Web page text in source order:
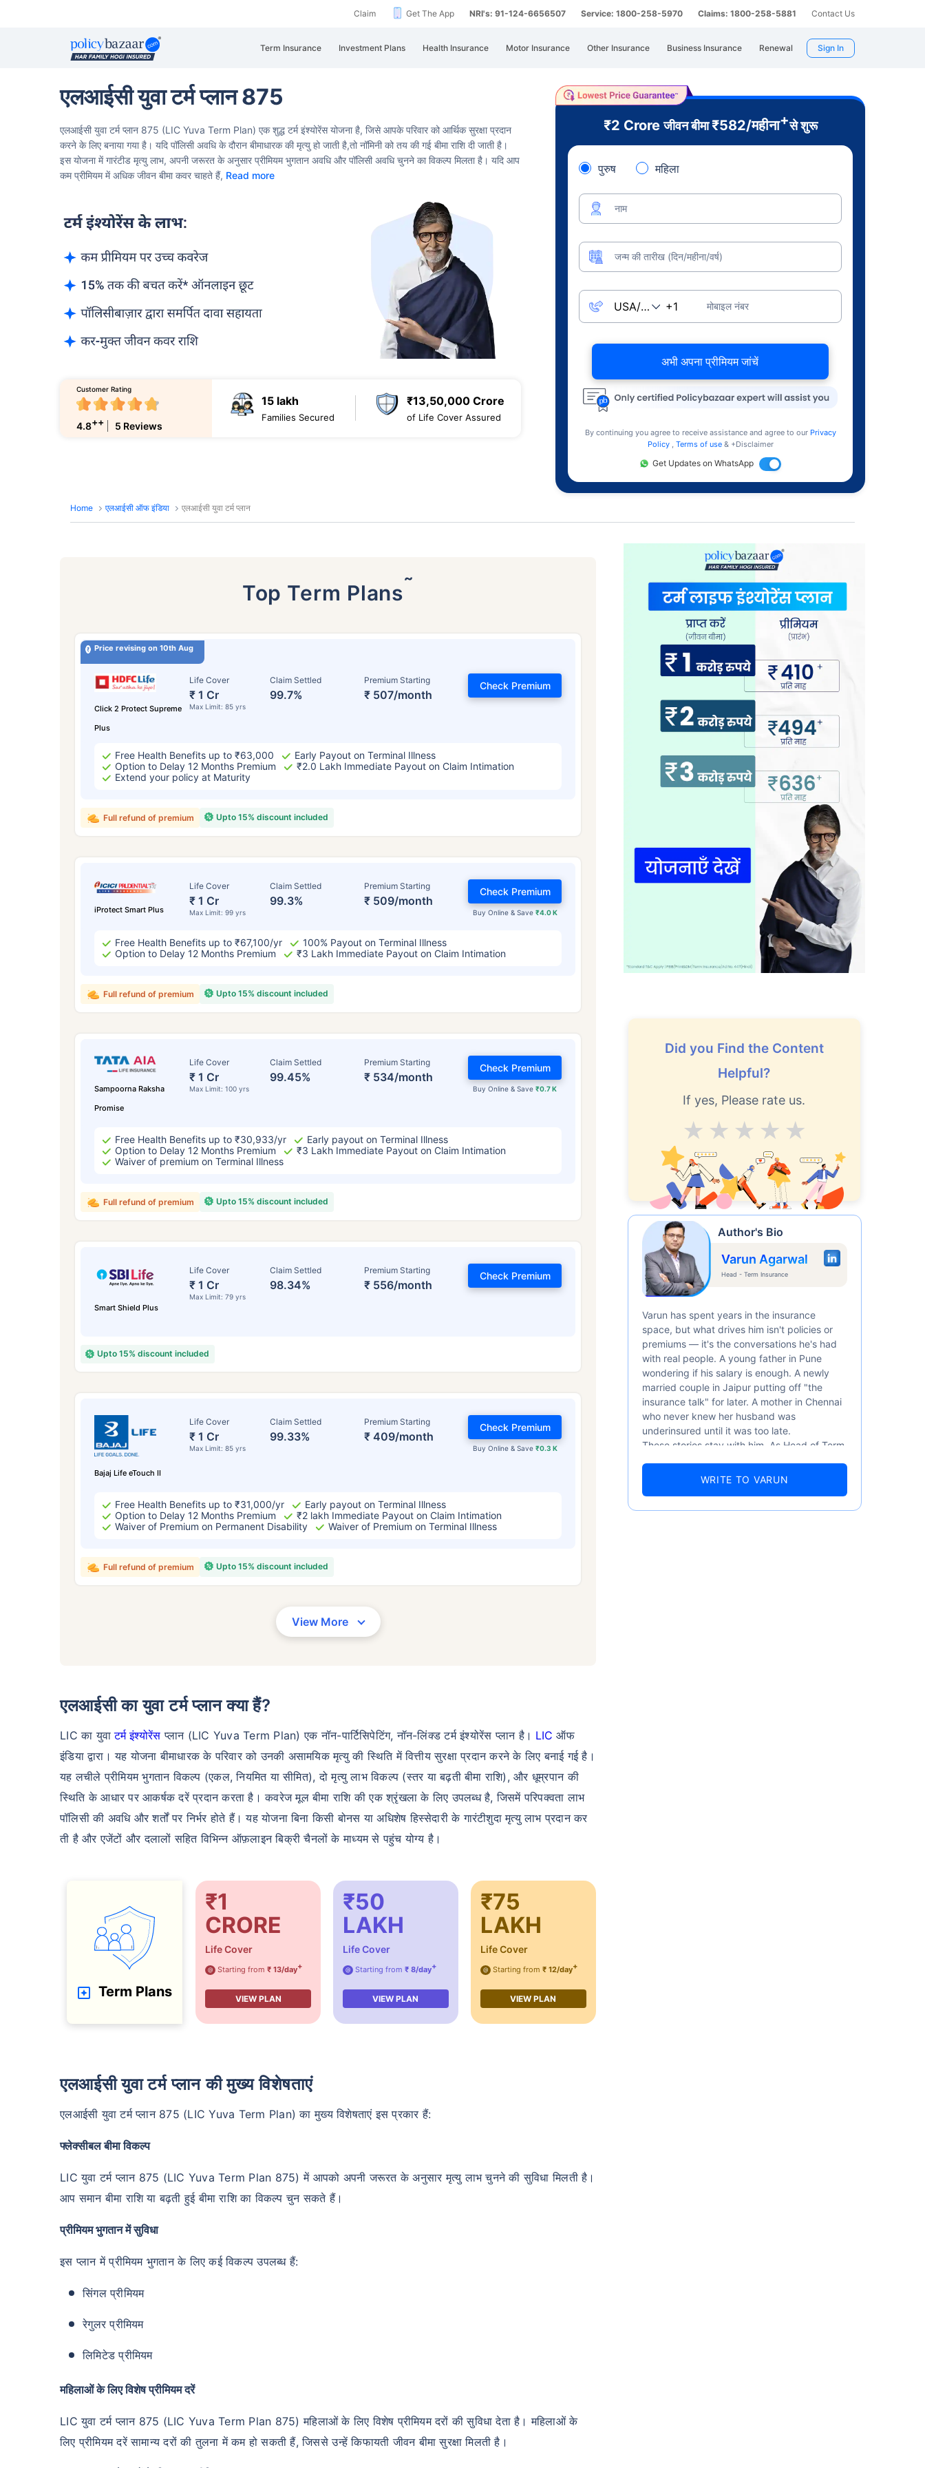
Claim Get The App NRI's: 91-124-6656507 Service: 1800-258-5970 Claims: 1800-258-5881 Contact Us
Term Insurance Investment Plans Health Insurance Motor Insurance Other Insurance Business Insurance Renewal Sign In
एलआईसी युवा टर्म प्लान 875
एलआईसी युवा टर्म प्लान 875 (LIC Yuva Term Plan) एक शुद्ध टर्म इंश्योरेंस योजना है, जिसे आपके परिवार को आर्थिक सुरक्षा प्रदान
करने के लिए बनाया गया है। यदि पॉलिसी अवधि के दौरान बीमाधारक की मृत्यु हो जाती है,तो नॉमिनी को तय की गई बीमा राशि दी जाती है।
इस योजना में गारंटीड मृत्यु लाभ, अपनी जरूरत के अनुसार प्रीमियम भुगतान अवधि और पॉलिसी अवधि चुनने का विकल्प मिलता है। यदि आप
कम प्रीमियम में अधिक जीवन बीमा कवर चाहते हैं, Read more
15 lakh
Families Secured
₹13,50,000 Crore
of Life Cover Assured
Customer Rating
4.8++ 5 Reviews
₹2 Croreजीवन बीमा₹582/महीना+से शुरू
पुरुष महिला
नाम
जन्म की तारीख (दिन/महीना/वर्ष)
मोबाइल नंबर
अभी अपना प्रीमियम जांचें
By continuing you agree to receive assistance and agree to our Privacy
Policy
Terms of use & +Disclaimer
Get Updates on WhatsApp
Home एलआईसी ऑफ इंडिया एलआईसी युवा टर्म प्लान
Top Term Plans˜
Price revising on 10th Aug
Click 2 Protect Supreme
Plus
Life Cover
₹ 1 Cr
Max Limit: 85 yrs
Claim Settled
99.7%
Premium Starting
₹ 507/month
Check Premium
Free Health Benefits up to ₹63,000
Early Payout on Terminal Illness
Option to Delay 12 Months Premium
₹2.0 Lakh Immediate Payout on Claim Intimation
Extend your policy at Maturity
Upto 15% discount included
Full refund of premium
iProtect Smart Plus
Life Cover
₹ 1 Cr
Max Limit: 99 yrs
Claim Settled
99.3%
Premium Starting
₹ 509/month
Buy Online & Save ₹4.0 K
Check Premium
Free Health Benefits up to ₹67,100/yr
100% Payout on Terminal Illness
Option to Delay 12 Months Premium
₹3 Lakh Immediate Payout on Claim Intimation
Upto 15% discount included
Full refund of premium
Sampoorna Raksha
Promise
Life Cover
₹ 1 Cr
Max Limit: 100 yrs
Claim Settled
99.45%
Premium Starting
₹ 534/month
Buy Online & Save₹0.7 K
Check Premium
Free Health Benefits up to ₹30,933/yr
Early payout on Terminal Illness
Option to Delay 12 Months Premium
₹3 Lakh Immediate Payout on Claim Intimation
Waiver of premium on Terminal Illness
Upto 15% discount included
Full refund of premium
Smart Shield Plus
Life Cover
₹ 1 Cr
Max Limit: 79 yrs
Claim Settled
98.34%
Premium Starting
₹ 556/month
Check Premium
Upto 15% discount included
Bajaj Life eTouch II
Life Cover
₹ 1 Cr
Max Limit: 85 yrs
Claim Settled
99.33%
Premium Starting
₹ 409/month
Buy Online & Save ₹0.3 K
Check Premium
Free Health Benefits up to ₹31,000/yr
Early payout on Terminal Illness
Option to Delay 12 Months Premium
₹2 lakh Immediate Payout on Claim Intimation
Waiver of Premium on Permanent Disability
Waiver of Premium on Terminal Illness
Upto 15% discount included
Full refund of premium
View More
एलआईसी का युवा टर्म प्लान क्या हैं?
LIC का युवाटर्म इंश्योरेंस प्लान (LIC Yuva Term Plan) एक नॉन-पार्टिसिपेटिंग, नॉन-लिंक्ड टर्म इंश्योरेंस प्लान है। LICऑफ
इंडिया द्वारा। यह योजना बीमाधारक के परिवार को उनकी असामयिक मृत्यु की स्थिति में वित्तीय सुरक्षा प्रदान करने के लिए बनाई गई है।
यह लचीले प्रीमियम भुगतान विकल्प (एकल, नियमित या सीमित), दो मृत्यु लाभ विकल्प (स्तर या बढ़ती बीमा राशि), और धूम्रपान की
स्थिति के आधार पर आकर्षक दरें प्रदान करता है। कवरेज मूल बीमा राशि की एक श्रृंखला के लिए उपलब्ध है, जिसमें परिपक्वता लाभ
पॉलिसी की अवधि और शर्तों पर निर्भर होते हैं। यह योजना बिना किसी बोनस या अधिशेष हिस्सेदारी के गारंटीशुदा मृत्यु लाभ प्रदान कर
ती है और एजेंटों और दलालों सहित विभिन्न ऑफ़लाइन बिक्री चैनलों के माध्यम से पहुंच योग्य है।
Term Plans
₹1
CRORE
Life Cover
@ Starting from ₹ 13/day+
VIEW PLAN
₹50
LAKH
Life Cover
@ Starting from ₹ 8/day+
VIEW PLAN
₹75
LAKH
Life Cover
@ Starting from ₹ 12/day+
VIEW PLAN
एलआईसी युवा टर्म प्लान की मुख्य विशेषताएं
एलआईसी युवा टर्म प्लान 875 (LIC Yuva Term Plan) का मुख्य विशेषताएं इस प्रकार हैं:
फ्लेक्सीबल बीमा विकल्प
LIC युवा टर्म प्लान 875 (LIC Yuva Term Plan 875) में आपको अपनी जरूरत के अनुसार मृत्यु लाभ चुनने की सुविधा मिलती है।
आप समान बीमा राशि या बढ़ती हुई बीमा राशि का विकल्प चुन सकते हैं।
प्रीमियम भुगतान में सुविधा
इस प्लान में प्रीमियम भुगतान के लिए कई विकल्प उपलब्ध हैं:
सिंगल प्रीमियम
रेगुलर प्रीमियम
लिमिटेड प्रीमियम
महिलाओं के लिए विशेष प्रीमियम दरें
LIC युवा टर्म प्लान 875 (LIC Yuva Term Plan 875) महिलाओं के लिए विशेष प्रीमियम दरों की सुविधा देता है। महिलाओं के
लिए प्रीमियम दरें सामान्य दरों की तुलना में कम हो सकती हैं, जिससे उन्हें किफायती जीवन बीमा सुरक्षा मिलती है।
Did you Find the Content
Helpful?
If yes, Please rate us.
Excellent
V.Good
Good
Average
Author's Bio
Varun Agarwal
Head - Term Insurance
Varun has spent years in the insurance
space, but what drives him isn't policies or
premiums — it's the conversations he's had
with real people. A young father in Pune
wondering if his salary is enough. A newly
married couple in Jaipur putting off "the
insurance talk" for later. A mother in Chennai
who never knew her husband was
underinsured until it was too late.
These stories stay with him. As Head of Term
numbers well — 52.4% of Indians are aware
WRITE TO VARUN
कैसे प्रभावित करती है
34 वर्ष